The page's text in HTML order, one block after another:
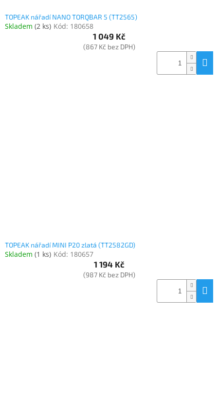
TOPEAK nářadí NANO TORQBAR 5 (TT2565)
Skladem (2 ks) Kód: 180658
1 049 Kč
(867 Kč bez DPH)
TOPEAK nářadí MINI P20 zlatá (TT2582GD)
Skladem (1 ks) Kód: 180657
1 194 Kč
(987 Kč bez DPH)